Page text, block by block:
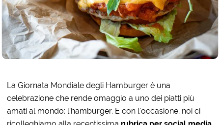
La Giornata Mondiale degli Hamburger è una
celebrazione che rende omaggio a uno dei piatti più
amati al mondo: l’hamburger. E con l’occasione, noi ci